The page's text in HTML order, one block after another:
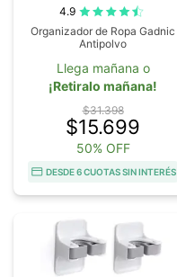
4.9
Organizador de Ropa Gadnic
Antipolvo
Llega mañana o
¡Retiralo mañana!
$31.398
$15.699
50% OFF
DESDE 6 CUOTAS SIN INTERÉS